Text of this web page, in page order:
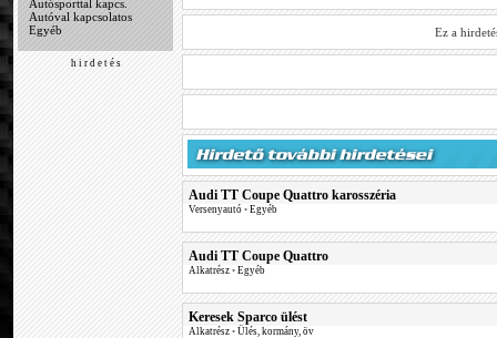
Autósporttal kapcs.
Autóval kapcsolatos
Egyéb
h i r d e t é s
Ez a
Audi TT Coupe Quattro karosszéria
Versenyautó • Egyéb
Audi TT Coupe Quattro
Alkatrész • Egyéb
Keresek Sparco ülést
Alkatrész • Ülés, kormány, öv